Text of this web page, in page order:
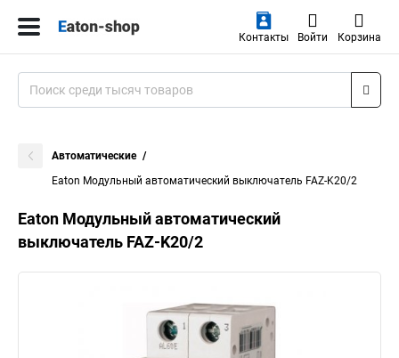
Контакты Войти Корзина
Автоматические
Eaton Модульный автоматический выключатель FAZ-K20/2
Eaton Модульный автоматический
выключатель FAZ-K20/2